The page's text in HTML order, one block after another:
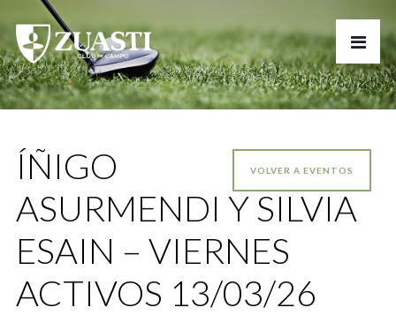
VOLVER A EVENTOS
ÍÑIGO
ASURMENDI Y SILVIA
ESAIN – VIERNES
ACTIVOS 13/03/26